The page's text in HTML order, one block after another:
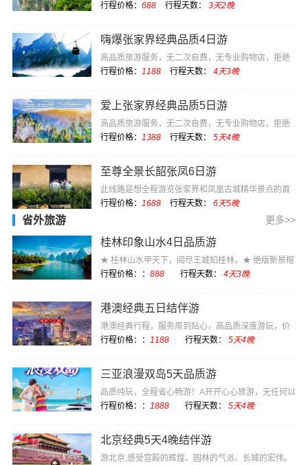
电影《阿凡达》···
行程价格： 688 行程天数： 3天2晚
嗨爆张家界经典品质4日游
高品质旅游服务，无二次自费，无专业购物店，拒绝
低价坑团
行程价格： 1188 行程天数： 4天3晚
爱上张家界经典品质5日游
高品质旅游服务，无二次自费，无专业购物店，拒绝
低价坑团
行程价格： 1388 行程天数： 5天4晚
至尊全景长韶张凤6日游
此线路是想全程游览张家界和凤凰古城精华景点的首
选，长沙开始长···
行程价格： 1688 行程天数： 6天5晚
省外旅游 更多>>
桂林印象山水4日品质游
★ 桂林山水甲天下，阅尽王城知桂林。★ 绝版新景榕
杉湖，演绎着···
行程价格：： 888 行程天数： 4天3晚
港澳经典五日结伴游
港澳经典行程，服务周到贴心，高品质深度游玩，价
格实惠
行程价格：： 1188 行程天数： 5天4晚
三亚浪漫双岛5天品质游
品质纯玩，全程省心畅游！A开开心心旅游，无任何以
购物为目的的强···
行程价格：： 1888 行程天数： 5天4晚
北京经典5天4晚结伴游
游北京,感受宫殿的辉煌、园林的气派、长城的宏伟。